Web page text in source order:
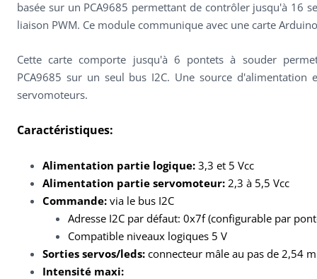
basée sur un PCA9685 permettant de contrôler jusqu'à 16
liaison PWM. Ce module communique avec une carte
Cette carte comporte jusqu'à 6 pontets à souder
PCA9685 sur un seul bus I2C. Une source d'alimentation
servomoteurs.
Caractéristiques:
Alimentation partie logique: 3,3 et 5 Vcc
Alimentation partie servomoteur: 2,3 à 5,5 Vcc
Commande: via le bus I2C
Adresse I2C par défaut: 0x7f (configurable par
Compatible niveaux logiques 5 V
Sorties servos/leds: connecteur mâle au pas de 2,54
Intensité maxi: